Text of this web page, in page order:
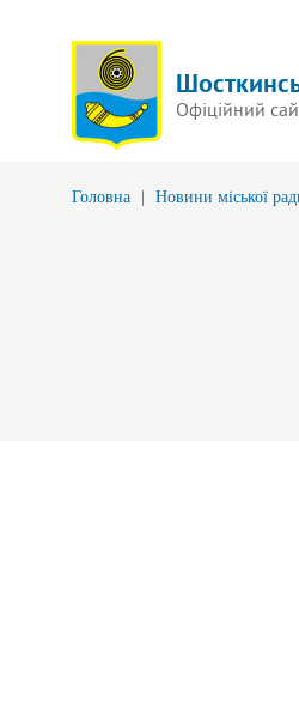
Офіційний
Головна Новини міської